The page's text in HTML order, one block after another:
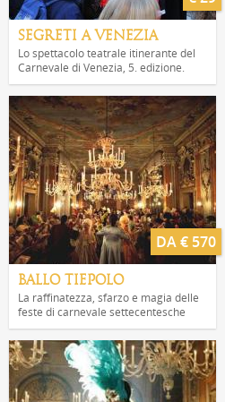
SEGRETI A VENEZIA
Lo spettacolo teatrale itinerante del
Carnevale di Venezia, 5. edizione.
DA € 570
BALLO TIEPOLO
La raffinatezza, sfarzo e magia delle
feste di carnevale settecentesche